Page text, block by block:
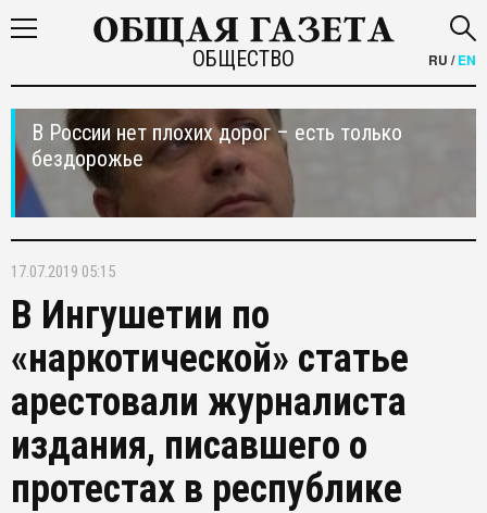
ОБЩЕСТВО RU /EN
В России нет плохих дорог – есть только
бездорожье
17.07.2019 05:15
В Ингушетии по
«наркотической» статье
арестовали журналиста
издания, писавшего о
протестах в республике